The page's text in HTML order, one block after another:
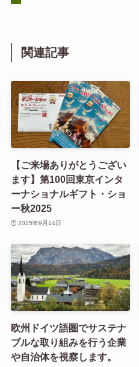
関連記事
【ご来場ありがとうござい
ます】第100回東京インタ
ーナショナルギフト・ショ
ー秋2025
2025年9月14日
欧州ドイツ語圏でサステナ
ブルな取り組みを行う企業
や自治体を視察します。